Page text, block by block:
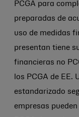
PCGA para
preparadas de
uso de medidas
presentan tiene
financieras no
los PCGA de EE.
estandarizado
empresas